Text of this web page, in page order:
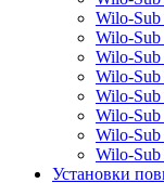
Wilo-
Wilo-
Wilo-
Wilo-
Wilo-
Wilo-
Wilo-
Wilo-
Установки